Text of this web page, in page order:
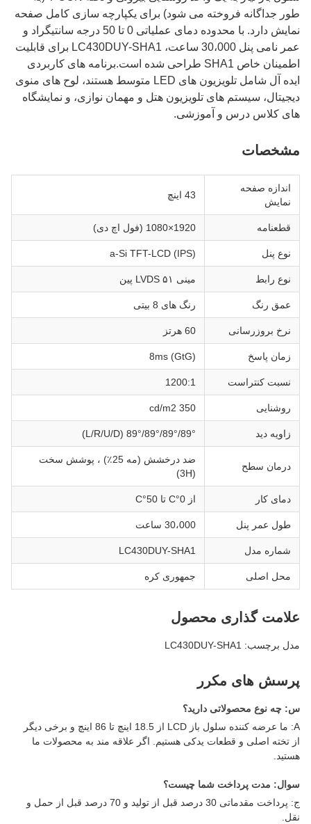
طور جداگانه فروخته می شود) برای یکپارچه سازی کامل صفحه
نمایش دارد. با محدوده دمای عملیاتی 0 تا 50 درجه سانتیگراد و
عمر نامی پنل 30،000 ساعت، LC430DUY-SHA1 برای قابلیت
اطمینان خاص SHA1 طراحی شده است.برنامه های کاربردی
ایده آل شامل تلویزیون های LED متوسط هستند، لوح های منوی
دیجیتال، سیستم های تلویزیون هتل و مهمان نوازی، و نمایشگاه
های کلاس درس و آموزشی.
مشخصات
اندازه صفحه
نمایش
43 اينچ
قطعنامه 1920×1080 (فول اچ دی)
نوع پنل a-Si TFT-LCD (IPS)
نوع رابط مینی LVDS ۵۱ پین
عمق رنگ رنگ های 8 بیتی
نرخ بروزرسانی 60 هرتز
زمان پاسخ 8ms (GtG)
نسبت کنتراست 1200:1
روشنایی 350 cd/m2
زاویه دید 89°/89°/89°/89° (L/R/U/D)
درمان سطح
ضد درخشش (مه 25٪) ، پوشش سخت
دمای کار از 0°C تا 50°C
طول عمر پنل 30،000 ساعت
شماره مدل LC430DUY-SHA1
محل اصلی جمهوری کره
علامت گذاری محصول
مدل برچسب: LC430DUY-SHA1
پرسش های مکرر
س: چه نوع محصولاتی دارید؟
A: ما عرضه کننده سلول باز LCD از 18.5 اینچ تا 86 اینچ و برخی دیگر
از تخته اصلی و قطعات یدکی هستیم. اگر علاقه مند به محصولات ما
هستید.
سوال: مدت پرداخت شما چیست؟
ج: پرداخت مقدماتی 30 درصد قبل از تولید و 70 درصد قبل از حمل و
نقل.